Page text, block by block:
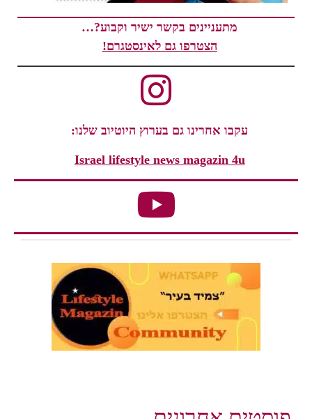
מתעניינים בקשר ישיר וקבוע?…
הצטרפו גם לאינסטגרם!
עקבו אחרינו גם בערוץ היוטיוב שלנו:
Israel lifestyle news magazin 4u